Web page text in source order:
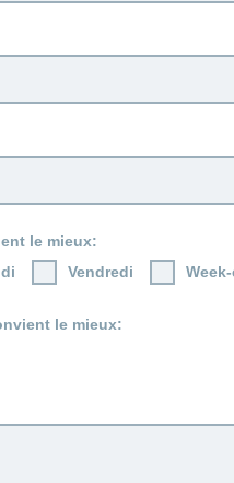
le mieux:
Vendredi
le mieux: